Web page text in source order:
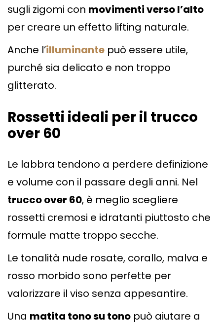
sugli zigomi con movimenti verso l’alto
per creare un effetto lifting naturale.
Anche l’illuminante può essere utile,
purché sia delicato e non troppo
glitterato.
Rossetti ideali per il trucco
over 60
Le labbra tendono a perdere definizione
e volume con il passare degli anni. Nel
trucco over 60, è meglio scegliere
rossetti cremosi e idratanti piuttosto che
formule matte troppo secche.
Le tonalità nude rosate, corallo, malva e
rosso morbido sono perfette per
valorizzare il viso senza appesantire.
Una matita tono su tono può aiutare a